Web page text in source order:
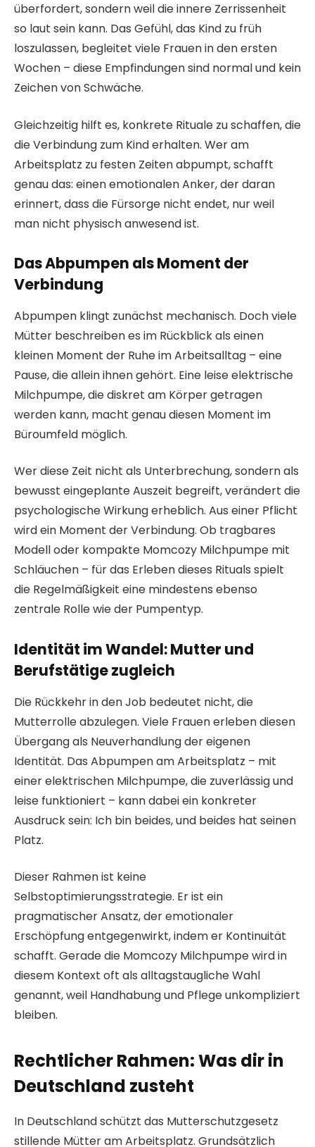
überfordert, sondern weil die innere Zerrissenheit
so laut sein kann. Das Gefühl, das Kind zu früh
loszulassen, begleitet viele Frauen in den ersten
Wochen – diese Empfindungen sind normal und kein
Zeichen von Schwäche.
Gleichzeitig hilft es, konkrete Rituale zu schaffen, die
die Verbindung zum Kind erhalten. Wer am
Arbeitsplatz zu festen Zeiten abpumpt, schafft
genau das: einen emotionalen Anker, der daran
erinnert, dass die Fürsorge nicht endet, nur weil
man nicht physisch anwesend ist.
Das Abpumpen als Moment der
Verbindung
Abpumpen klingt zunächst mechanisch. Doch viele
Mütter beschreiben es im Rückblick als einen
kleinen Moment der Ruhe im Arbeitsalltag – eine
Pause, die allein ihnen gehört. Eine leise elektrische
Milchpumpe, die diskret am Körper getragen
werden kann, macht genau diesen Moment im
Büroumfeld möglich.
Wer diese Zeit nicht als Unterbrechung, sondern als
bewusst eingeplante Auszeit begreift, verändert die
psychologische Wirkung erheblich. Aus einer Pflicht
wird ein Moment der Verbindung. Ob tragbares
Modell oder kompakte Momcozy Milchpumpe mit
Schläuchen – für das Erleben dieses Rituals spielt
die Regelmäßigkeit eine mindestens ebenso
zentrale Rolle wie der Pumpentyp.
Identität im Wandel: Mutter und
Berufstätige zugleich
Die Rückkehr in den Job bedeutet nicht, die
Mutterrolle abzulegen. Viele Frauen erleben diesen
Übergang als Neuverhandlung der eigenen
Identität. Das Abpumpen am Arbeitsplatz – mit
einer elektrischen Milchpumpe, die zuverlässig und
leise funktioniert – kann dabei ein konkreter
Ausdruck sein: Ich bin beides, und beides hat seinen
Platz.
Dieser Rahmen ist keine
Selbstoptimierungsstrategie. Er ist ein
pragmatischer Ansatz, der emotionaler
Erschöpfung entgegenwirkt, indem er Kontinuität
schafft. Gerade die Momcozy Milchpumpe wird in
diesem Kontext oft als alltagstaugliche Wahl
genannt, weil Handhabung und Pflege unkompliziert
bleiben.
Rechtlicher Rahmen: Was dir in
Deutschland zusteht
In Deutschland schützt das Mutterschutzgesetz
stillende Mütter am Arbeitsplatz. Grundsätzlich